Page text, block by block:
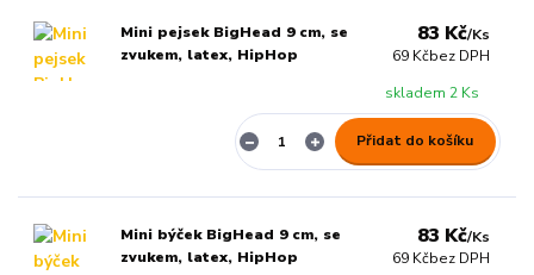
Mini pejsek BigHead 9 cm, se
zvukem, latex, HipHop
83 Kč/Ks
69 Kčbez DPH
skladem 2 Ks
Přidat do košíku
Mini býček BigHead 9 cm, se
zvukem, latex, HipHop
83 Kč/Ks
69 Kčbez DPH